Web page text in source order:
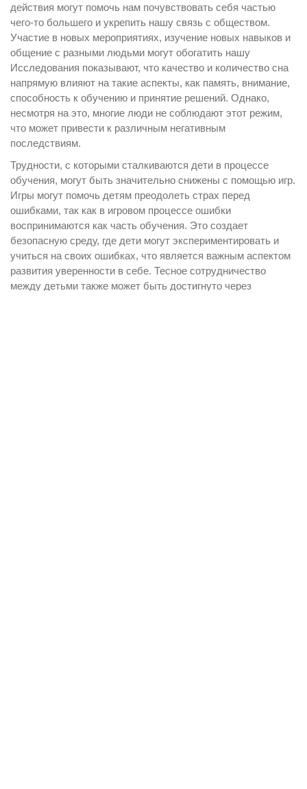
действия могут помочь нам почувствовать себя частью
чего-то большего и укрепить нашу связь с обществом.
Участие в новых мероприятиях, изучение новых навыков и
общение с разными людьми могут обогатить нашу
Исследования показывают, что качество и количество сна
напрямую влияют на такие аспекты, как память, внимание,
способность к обучению и принятие решений. Однако,
несмотря на это, многие люди не соблюдают этот режим,
что может привести к различным негативным
последствиям.
Трудности, с которыми сталкиваются дети в процессе
обучения, могут быть значительно снижены с помощью игр.
Игры могут помочь детям преодолеть страх перед
ошибками, так как в игровом процессе ошибки
воспринимаются как часть обучения. Это создает
безопасную среду, где дети могут экспериментировать и
учиться на своих ошибках, что является важным аспектом
развития уверенности в себе. Тесное сотрудничество
между детьми также может быть достигнуто через